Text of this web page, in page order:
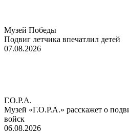
Музей Победы
Подвиг летчика впечатлил детей
07.08.2026
Г.О.Р.А.
Музей «Г.О.Р.А.» расскажет о
войск
06.08.2026